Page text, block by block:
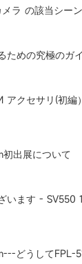
ラ の該当シー
ための究極のガ
アクセサリ(初
出展について
います - SV550
どうしてFPL-